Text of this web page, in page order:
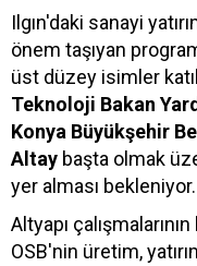
Ilgın'daki sanayi
önem taşıyan
üst düzey isimler
Teknoloji Bakan
Konya Büyükşehir
Altay başta olmak
yer alması bekleniyor.
Altyapı
OSB'nin üretim,